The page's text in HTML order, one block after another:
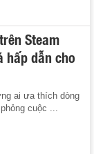
Steam
hấp dẫn cho
ai ưa thích dòng
cuộc ...